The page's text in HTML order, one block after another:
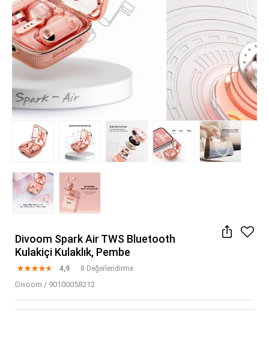
Divoom Spark Air TWS Bluetooth
Kulakiçi Kulaklık, Pembe
4,9 8 Değerlendirme
Divoom / 90100058212